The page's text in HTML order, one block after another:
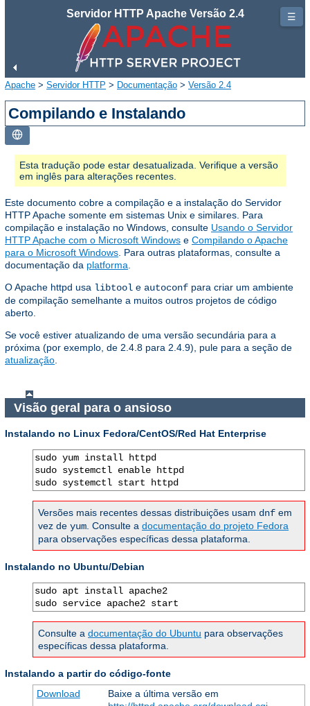
Servidor HTTP Apache Versão 2.4
Apache > Servidor HTTP > Documentação > Versão 2.4
Compilando e Instalando
Esta tradução pode estar desatualizada. Verifique a versão
em inglês para alterações recentes.
Este documento cobre a compilação e a instalação do Servidor
HTTP Apache somente em sistemas Unix e similares. Para
compilação e instalação no Windows, consulte Usando o Servidor
HTTP Apache com o Microsoft Windows e Compilando o Apache
para o Microsoft Windows . Para outras plataformas, consulte a
documentação da platforma
O Apache httpd usa libtool e autoconf para criar um ambiente
de compilação semelhante a muitos outros projetos de código
aberto.
Se você estiver atualizando de uma versão secundária para a
próxima (por exemplo, de 2.4.8 para 2.4.9), pule para a seção de
atualização
Visão geral para o ansioso
Instalando no Linux Fedora/CentOS/Red Hat Enterprise
sudo yum install httpd
sudo systemctl enable httpd
sudo systemctl start httpd
Versões mais recentes dessas distribuições usam dnf em
vez de yum . Consulte a documentação do projeto Fedora
para observações específicas dessa plataforma.
Instalando no Ubuntu/Debian
sudo apt install apache2
sudo service apache2 start
Consulte a documentação do Ubuntu para observações
específicas dessa plataforma.
Instalando a partir do código-fonte
Download
Baixe a última versão em
☰